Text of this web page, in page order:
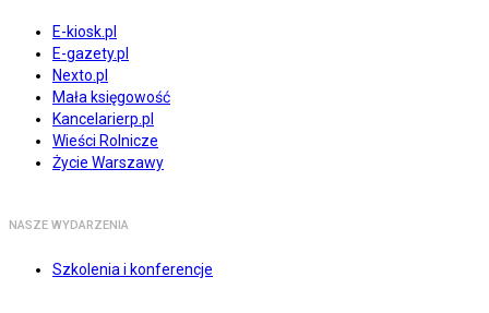
E-kiosk.pl
E-gazety.pl
Nexto.pl
Mała księgowość
Kancelarierp.pl
Wieści Rolnicze
Życie Warszawy
NASZE WYDARZENIA
Szkolenia i konferencje